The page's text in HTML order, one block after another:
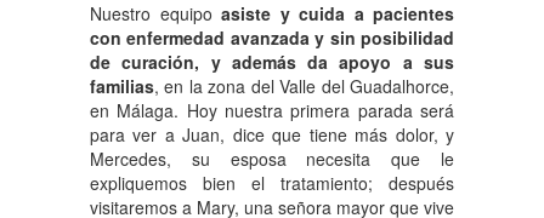
Nuestro equipo asiste y cuida a pacientes
con enfermedad avanzada y sin posibilidad
de curación, y además da apoyo a sus
familias, en la zona del Valle del Guadalhorce,
en Málaga. Hoy nuestra primera parada será
para ver a Juan, dice que tiene más dolor, y
Mercedes, su esposa necesita que le
expliquemos bien el tratamiento; después
visitaremos a Mary, una señora mayor que vive